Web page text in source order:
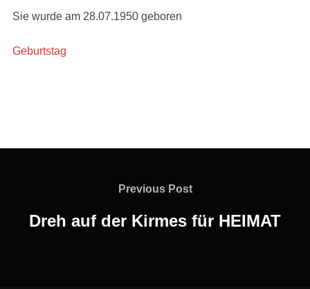
Sie wurde am 28.07.1950 geboren
Geburtstag
Previous
Previous Post
Dreh auf der Kirmes für HEIMAT